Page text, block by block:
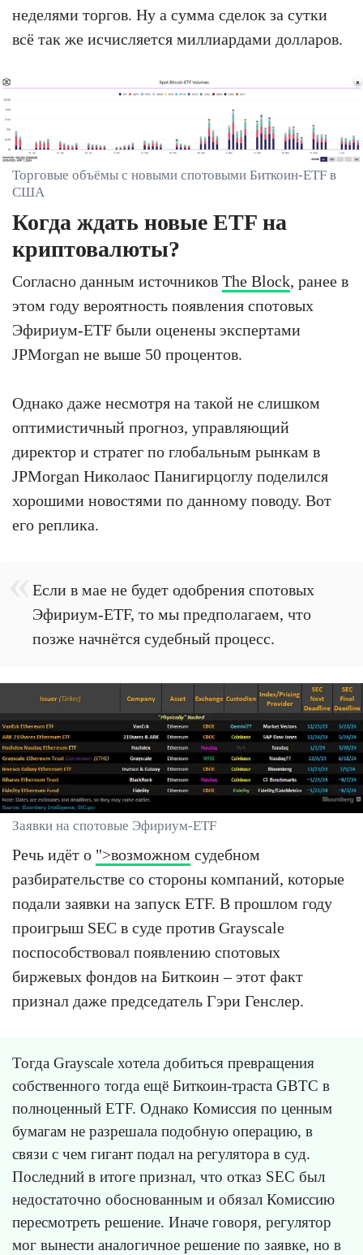
неделями торгов. Ну а сумма сделок за сутки
всё так же исчисляется миллиардами долларов.
Торговые объёмы с новыми спотовыми Биткоин-ETF в
США
Когда ждать новые ETF на
криптовалюты?
Согласно данным источников The Block, ранее в
этом году вероятность появления спотовых
Эфириум-ETF были оценены экспертами
JPMorgan не выше 50 процентов.
Однако даже несмотря на такой не слишком
оптимистичный прогноз, управляющий
директор и стратег по глобальным рынкам в
JPMorgan Николаос Панигирцоглу поделился
хорошими новостями по данному поводу. Вот
его реплика.
Если в мае не будет одобрения спотовых
Эфириум-ETF, то мы предполагаем, что
позже начнётся судебный процесс.
Заявки на спотовые Эфириум-ETF
Речь идёт о ">возможном судебном
разбирательстве со стороны компаний, которые
подали заявки на запуск ETF. В прошлом году
проигрыш SEC в суде против Grayscale
поспособствовал появлению спотовых
биржевых фондов на Биткоин – этот факт
признал даже председатель Гэри Генслер.
Тогда Grayscale хотела добиться превращения
собственного тогда ещё Биткоин-траста GBTC в
полноценный ETF. Однако Комиссия по ценным
бумагам не разрешала подобную операцию, в
связи с чем гигант подал на регулятора в суд.
Последний в итоге признал, что отказ SEC был
недостаточно обоснованным и обязал Комиссию
пересмотреть решение. Иначе говоря, регулятор
мог вынести аналогичное решение по заявке, но в